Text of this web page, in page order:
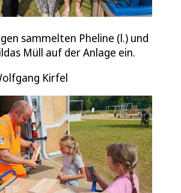
sammelten Pheline (l.) und
Müll auf der Anlage ein.
Kirfel